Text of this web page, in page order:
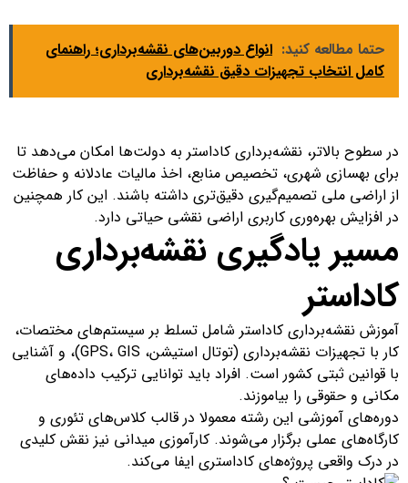
حتما مطالعه کنید: انواع دوربین‌های نقشه‌برداری؛ راهنمای
کامل انتخاب تجهیزات دقیق نقشه‌برداری
در سطوح بالاتر، نقشه‌برداری کاداستر به دولت‌ها امکان می‌دهد تا
برای بهسازی شهری، تخصیص منابع، اخذ مالیات عادلانه و حفاظت
از اراضی ملی تصمیم‌گیری دقیق‌تری داشته باشند. این کار همچنین
در افزایش بهره‌وری کاربری اراضی نقشی حیاتی دارد.
مسیر یادگیری نقشه‌برداری
کاداستر
آموزش نقشه‌برداری کاداستر شامل تسلط بر سیستم‌های مختصات،
کار با تجهیزات نقشه‌برداری (توتال استیشن، GPS، GIS)، و آشنایی
با قوانین ثبتی کشور است. افراد باید توانایی ترکیب داده‌های
مکانی و حقوقی را بیاموزند.
دوره‌های آموزشی این رشته معمولا در قالب کلاس‌های تئوری و
کارگاه‌های عملی برگزار می‌شوند. کارآموزی میدانی نیز نقش کلیدی
در درک واقعی پروژه‌های کاداستری ایفا می‌کند.